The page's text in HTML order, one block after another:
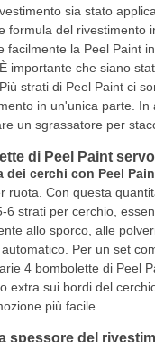
sia stato
formula del rivestimento
facilmente la Peel Paint
importante che siano
strati di Peel Paint ci
in un'unica parte. In
un sgrassatore per
di Peel Paint
dei cerchi con Peel
ruota. Con questa
6 strati per cerchio,
allo sporco, alle
Per un set
4 bombolette di Peel
extra sui bordi del
più facile.
spessore del